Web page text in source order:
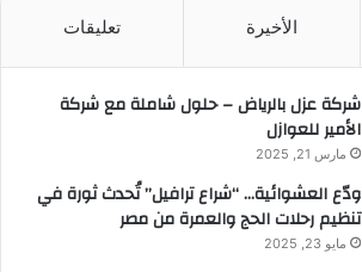
الأخيرة تعليقات
شركة عزل بالرياض – حلول شاملة مع شركة
الأمير للعوازل
مارس 21, 2025
ودّع العشوائية… “شراع ترافيل” تُحدث ثورة في
تنظيم رحلات الحج والعمرة من مصر
مايو 23, 2025